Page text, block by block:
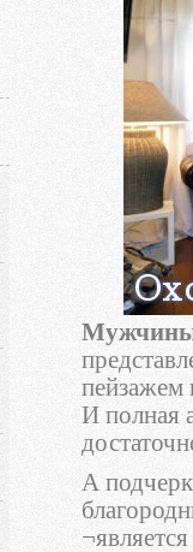
пейзажем
И полная
А